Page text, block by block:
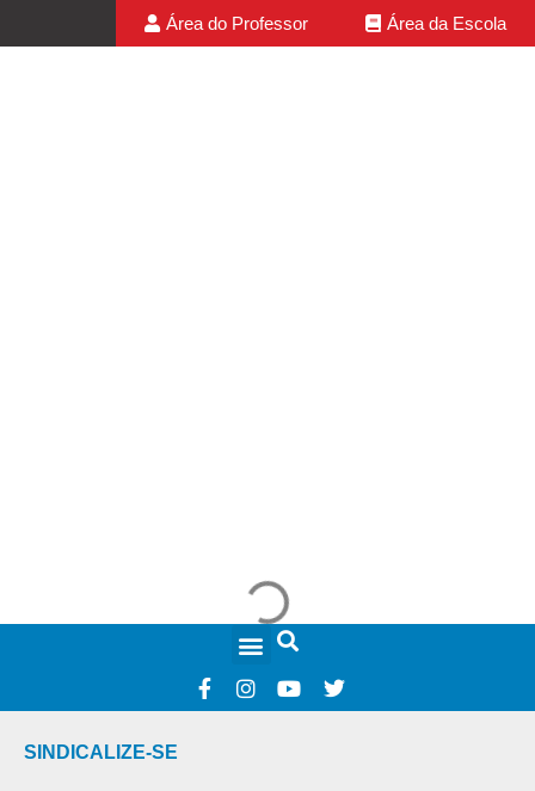
Área do Professor Área da Escola
SINDICALIZE-SE